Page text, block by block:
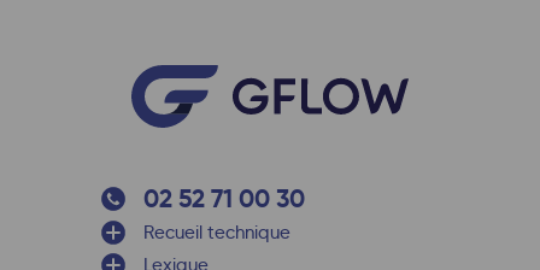
02 52 71 00 30
Recueil technique
Lexique